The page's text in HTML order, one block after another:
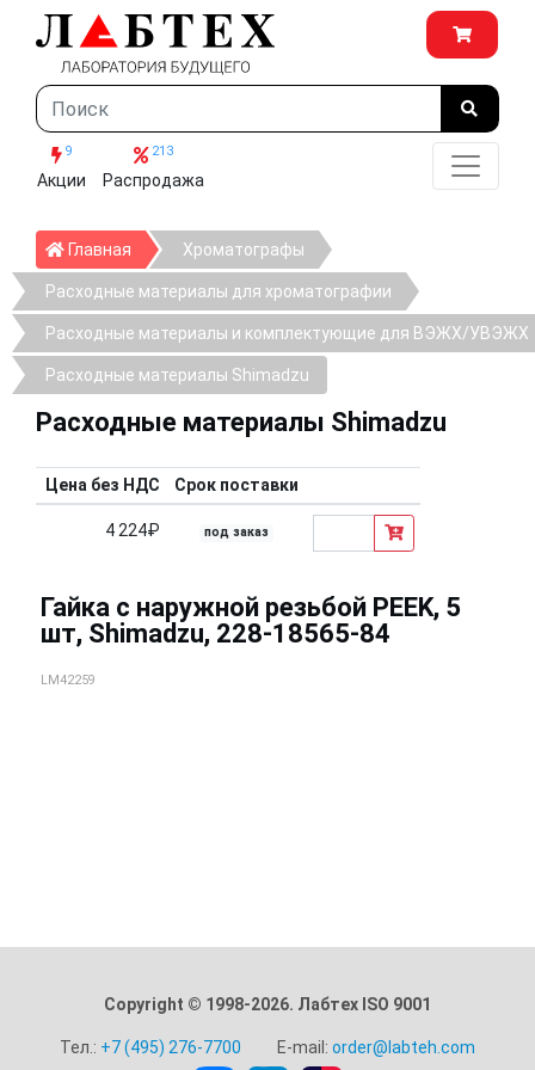
9
Акции
213
Распродажа
Главная ГлавнаяХроматографы
Расходные материалы для хроматографии
Расходные материалы и комплектующие для ВЭЖХ/УВЭЖХ
Расходные материалы Shimadzu
Расходные материалы Shimadzu
Цена без НДС Срок поставки
4 224₽ под заказ
Гайка с наружной резьбой PEEK, 5
шт, Shimadzu, 228-18565-84
LM42259
Copyright © 1998-2026. Лабтех ISO 9001
Тел.: +7 (495) 276-7700 E-mail: order@labteh.com